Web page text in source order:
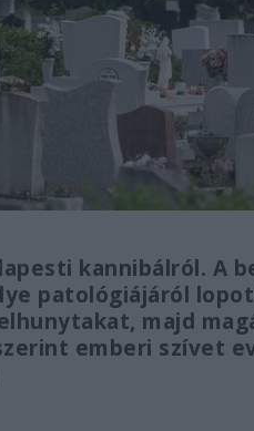
kannibálról. A
patológiájáról
majd
emberi szívet